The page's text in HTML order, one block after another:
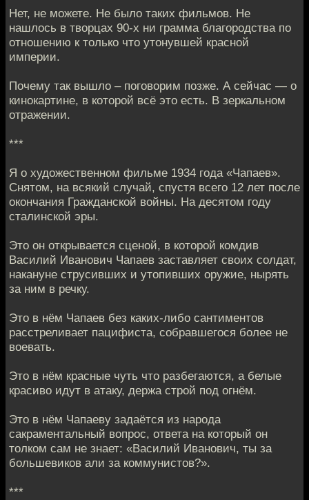
Нет, не можете. Не было таких фильмов. Не
нашлось в творцах 90-х ни грамма благородства по
отношению к только что утонувшей красной
империи.
Почему так вышло – поговорим позже. А сейчас — о
кинокартине, в которой всё это есть. В зеркальном
отражении.
***
Я о художественном фильме 1934 года «Чапаев».
Снятом, на всякий случай, спустя всего 12 лет после
окончания Гражданской войны. На десятом году
сталинской эры.
Это он открывается сценой, в которой комдив
Василий Иванович Чапаев заставляет своих солдат,
накануне струсивших и утопивших оружие, нырять
за ним в речку.
Это в нём Чапаев без каких-либо сантиментов
расстреливает пацифиста, собравшегося более не
воевать.
Это в нём красные чуть что разбегаются, а белые
красиво идут в атаку, держа строй под огнём.
Это в нём Чапаеву задаётся из народа
сакраментальный вопрос, ответа на который он
толком сам не знает: «Василий Иванович, ты за
большевиков али за коммунистов?».
***